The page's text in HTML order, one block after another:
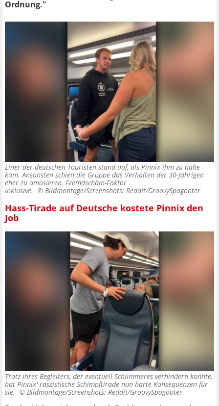
Ordnung."
Einer der deutschen Touristen stand auf, als Pinnix ihm zu nahe
kam. Ansonsten schien die Gruppe das Verhalten der 30-Jährigen
eher zu amüsieren. Fremdschäm-Faktor
inklusive. © Bildmontage/Screenshots: Reddit/GroovySpagooter
Hass-Tirade auf Deutsche kostete Pinnix den
Job
Trotz ihres Begleiters, der eventuell Schlimmeres verhindern konnte,
hat Pinnix' rassistische Schimpftirade nun harte Konsequenzen für
sie. © Bildmontage/Screenshots: Reddit/GroovySpagooter